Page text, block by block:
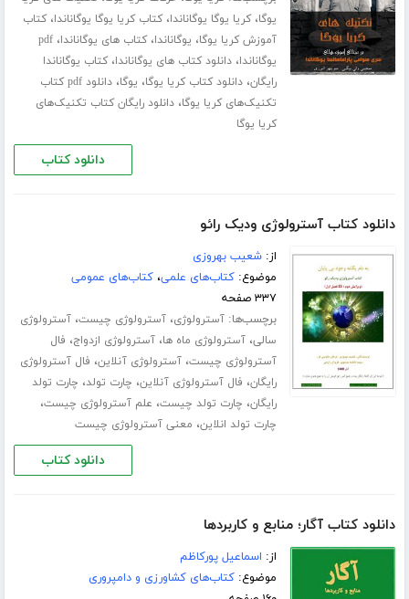
یوگا،کریا یوگا یوگاناندا،کتاب کریا یوگا یوگاناندا،کتاب
آموزش کریا یوگا، یوگاناندا،کتاب های یوگاناندا،pdf
یوگاناندا،دانلود کتاب های یوگاناندا،کتاب یوگاناندا
رایگان،دانلود کتاب کریا یوگا، یوگا،
دانلود pdf کتاب
تکنیک‌های کریا یوگا،دانلود رایگان کتاب تکنیک‌های
کریا یوگا
دانلود کتاب
دانلود کتاب آسترولوژی ودیک رائو
از:شعیب بهروزی
موضوع:کتاب‌های علمی،کتاب‌های عمومی
۳۳۷ صفحه
برچسب‌ها:آسترولوژی،آسترولوژی چیست،آسترولوژی
سالی،آسترولوژی ماه ها،آسترولوژی ازدواج، فال
آسترولوژی چیست،آسترولوژی آنلاین، فال آسترولوژی
رایگان، فال آسترولوژی آنلاین، چارت تولد، چارت تولد
رایگان، چارت تولد چیست، علم آسترولوژی چیست،
چارت تولد انلاین، معنی آسترولوژی چیست
دانلود کتاب
دانلود کتاب آگار؛ منابع و کاربردها
از: اسماعیل پورکاظم
موضوع:کتاب‌های کشاورزی و دامپروری